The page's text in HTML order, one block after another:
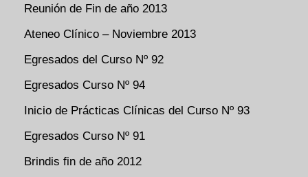
Reunión de Fin de año 2013
Ateneo Clínico – Noviembre 2013
Egresados del Curso Nº 92
Egresados Curso Nº 94
Inicio de Prácticas Clínicas del Curso Nº 93
Egresados Curso Nº 91
Brindis fin de año 2012